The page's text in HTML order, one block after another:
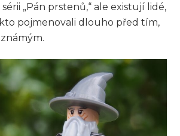
„Pán prstenů,“ ale existují lidé,
pojmenovali dlouho před tím,